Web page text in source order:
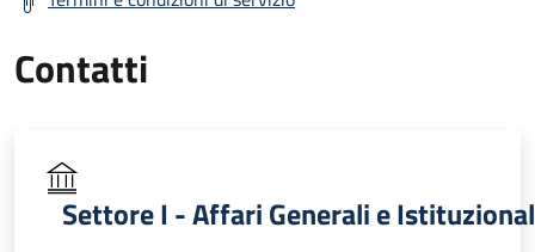
Contatti
Settore I - Affari Generali e